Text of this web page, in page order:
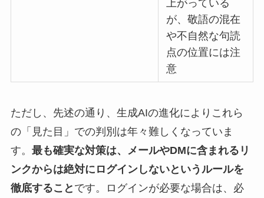
上がっている
が、敬語の混在
や不自然な句読
点の位置には注
意
ただし、先述の通り、生成AIの進化によりこれら
の「見た目」での判別は年々難しくなっていま
す。 最も確実な対策は、メールやDMに含まれるリ
ンクからは絶対にログインしないというルールを
徹底すること です。ログインが必要な場合は、必